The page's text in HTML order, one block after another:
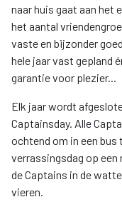
naar huis gaat aan het
het aantal
vaste en bijzonder
hele jaar vast gepland
garantie voor plezier...
Elk jaar wordt
Captainsday. Alle
ochtend om in een
verrassingsdag op een
de Captains in de
vieren.